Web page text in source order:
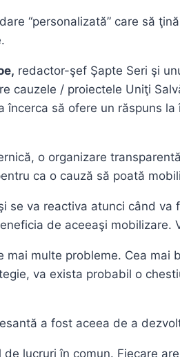
“personalizată” care să
redactor-şef Şapte Seri şi
cauzele / proiectele Uniţi
să ofere un răspuns
o organizare
ca o cauză să poată
se va reactiva atunci când va
de aceeaşi mobilizare.
multe probleme. Cea mai
va exista probabil o
a fost aceea de a
lucruri în comun. Fiecare